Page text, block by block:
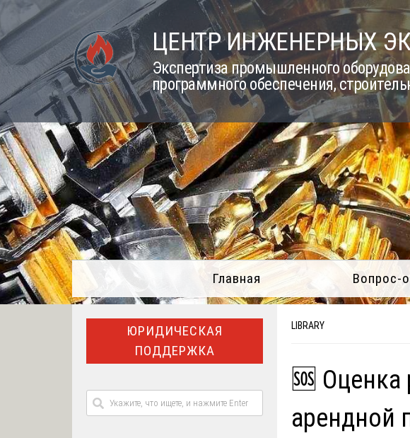
Skip
to
content
ЦЕНТР ИНЖЕНЕРНЫХ
Экспертиза промышленного
программного обеспечения,
Главная Вопрос-
LIBRARY
🆘 Оценка
арендной
ЮРИДИЧЕСКАЯ
ПОДДЕРЖКА